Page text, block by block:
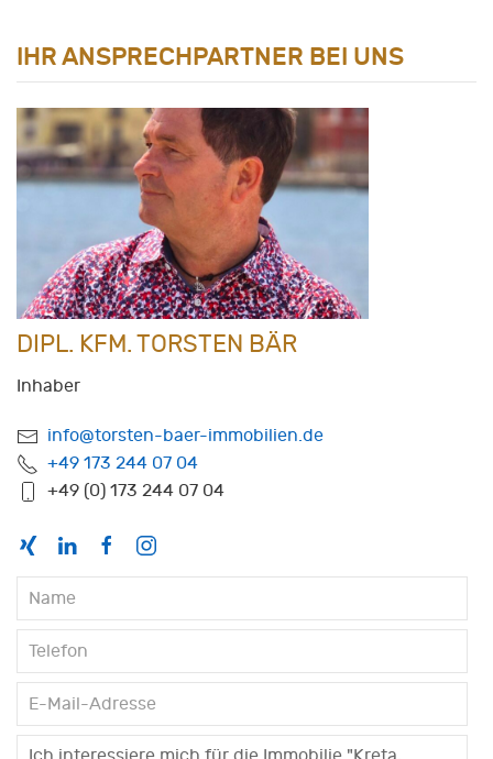
IHR ANSPRECHPARTNER BEI UNS
DIPL. KFM. TORSTEN BÄR
Inhaber
info@torsten-baer-immobilien.de
+49 173 244 07 04
+49 (0) 173 244 07 04